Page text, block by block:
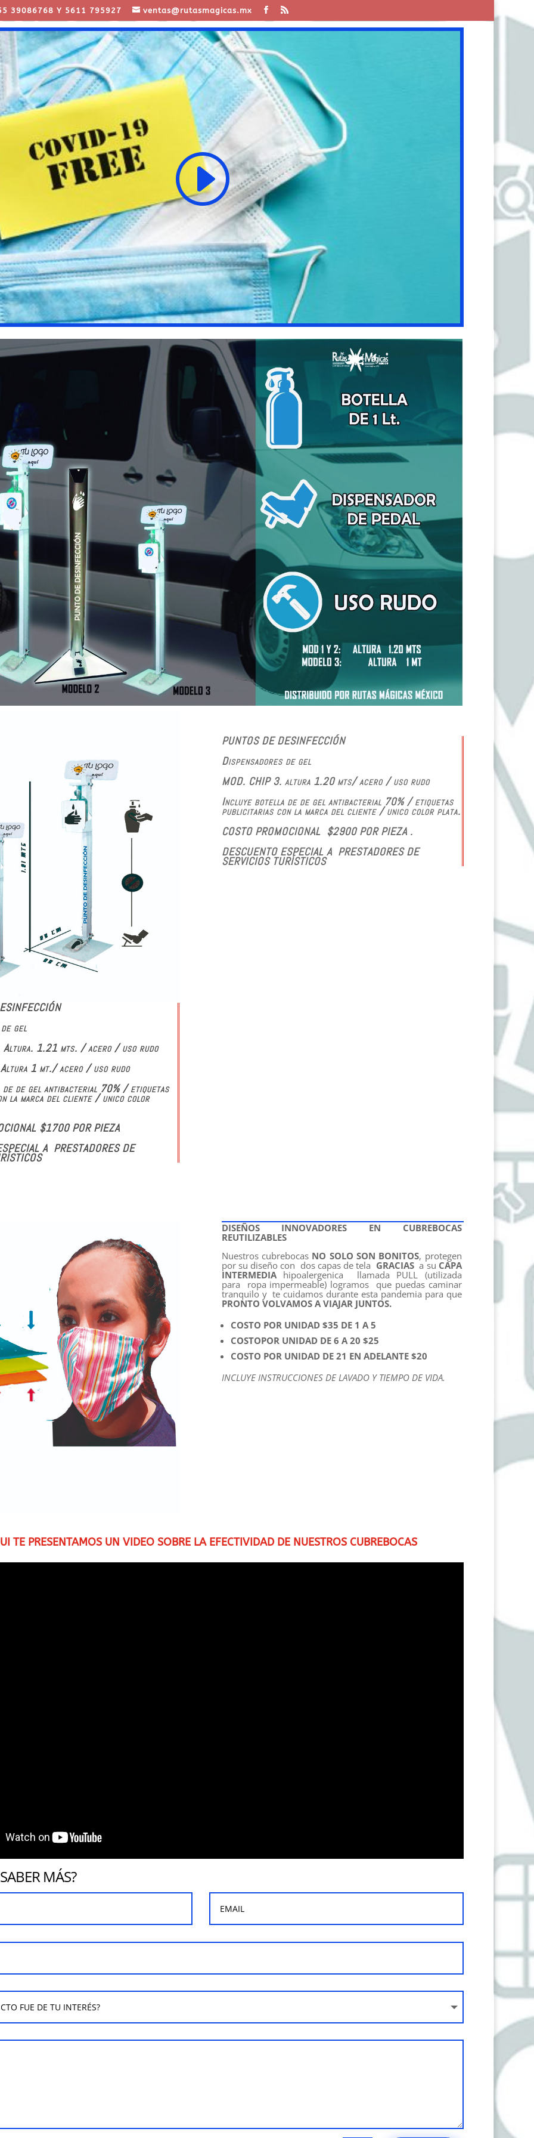
55 39086768 Y 5611 795927 ventas@rutasmagicas.mx
gel
Altura. 1.21 mts. / acero / uso rudo
1 mt./ acero / uso rudo
de gel antibacterial 70% / etiquetas
la marca del cliente / unico color
$1700 POR PIEZA
A PRESTADORES DE
PUNTOS DE DESINFECCIÓN
Dispensadores de gel
MOD. CHIP 3. altura 1.20 mts/ acero / uso rudo
Incluye botella de de gel antibacterial 70% / etiquetas
publicitarias con la marca del cliente / unico color plata.
COSTO PROMOCIONAL $2900 POR PIEZA .
DESCUENTO ESPECIAL A PRESTADORES DE
SERVICIOS TURÍSTICOS
DISEÑOS INNOVADORES EN CUBREBOCAS
REUTILIZABLES
Nuestros cubrebocas NO SOLO SON BONITOS, protegen
por su diseño con dos capas de tela GRACIASa su CAPA
INTERMEDIAhipoalergenica llamada PULL (utilizada
para ropa impermeable) logramos que puedas caminar
tranquilo y te cuidamos durante esta pandemia para que
PRONTO VOLVAMOS A VIAJAR JUNTOS.
COSTO POR UNIDAD $35 DE 1 A 5
COSTOPOR UNIDAD DE 6 A 20 $25
COSTO POR UNIDAD DE 21 EN ADELANTE $20
INCLUYE INSTRUCCIONES DE LAVADO Y TIEMPO DE VIDA.
TE PRESENTAMOS UN VIDEO SOBRE LA EFECTIVIDAD DE NUESTROS CUBREBOCAS
MÁS?